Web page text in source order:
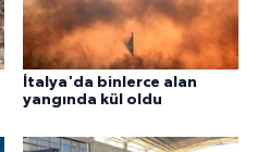
İtalya'da binlerce alan
yangında kül oldu